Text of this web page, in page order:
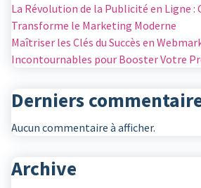
La Révolution de la Publicité en Ligne
Transforme le Marketing Moderne
Maîtriser les Clés du Succès en
Incontournables pour Booster Votre
Derniers
Aucun commentaire à afficher.
Archive